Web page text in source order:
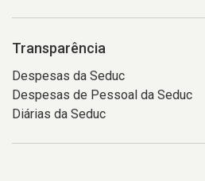
Transparência
Despesas da Seduc
Despesas de Pessoal da Seduc
Diárias da Seduc